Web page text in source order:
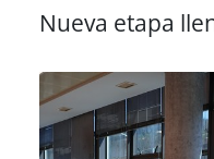
Nueva etapa